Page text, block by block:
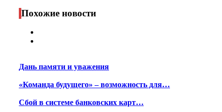
Print
Похожие новости
Дань памяти и уважения
«Команда будущего» – возможность для…
Сбой в системе банковских карт…